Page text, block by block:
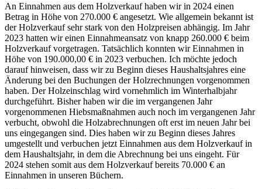
An Einnahmen aus dem Holzverkauf haben wir in 2024 einen
Betrag in Höhe von 270.000 € angesetzt. Wie allgemein bekannt ist
der Holzverkauf sehr stark von den Holzpreisen abhängig. Im Jahr
2023 hatten wir einen Einnahmeansatz von knapp 260.000 € beim
Holzverkauf vorgetragen. Tatsächlich konnten wir Einnahmen in
Höhe von 190.000,00 € in 2023 verbuchen. Ich möchte jedoch
darauf hinweisen, dass wir zu Beginn dieses Haushaltsjahres eine
Änderung bei den Buchungen der Holzrechnungen vorgenommen
haben. Der Holzeinschlag wird vornehmlich im Winterhalbjahr
durchgeführt. Bisher haben wir die im vergangenen Jahr
vorgenommenen Hiebsmaßnahmen auch noch im vergangenen Jahr
verbucht, obwohl die Holzabrechnungen oft erst im neuen Jahr bei
uns eingegangen sind. Dies haben wir zu Beginn dieses Jahres
umgestellt und verbuchen jetzt Einnahmen aus dem Holzverkauf in
dem Haushaltsjahr, in dem die Abrechnung bei uns eingeht. Für
2024 stehen somit aus dem Holzverkauf bereits 70.000 € an
Einnahmen in unseren Büchern.